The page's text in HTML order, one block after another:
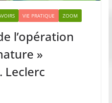
VIE PRATIQUE ZOOM
l’opération
»
Leclerc